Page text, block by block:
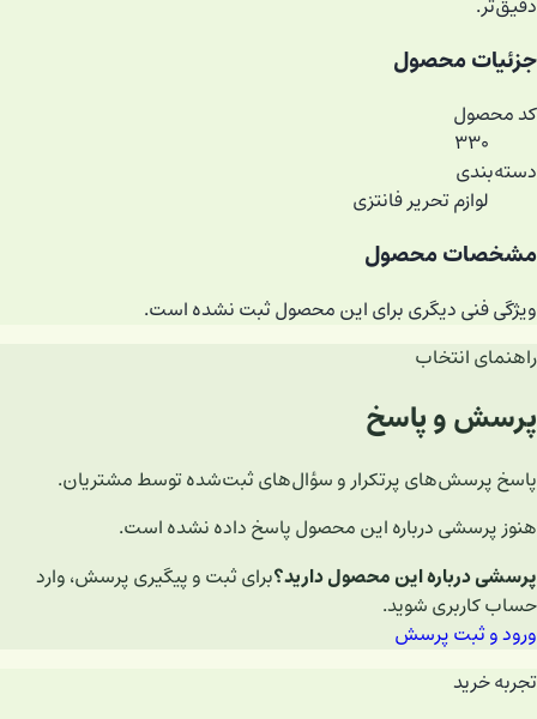
دقیق‌تر.
جزئیات محصول
کد محصول
۳۳۰
دسته‌بندی
لوازم تحریر فانتزی
مشخصات محصول
ویژگی فنی دیگری برای این محصول ثبت نشده است.
راهنمای انتخاب
پرسش و پاسخ
پاسخ پرسش‌های پرتکرار و سؤال‌های ثبت‌شده توسط مشتریان.
هنوز پرسشی درباره این محصول پاسخ داده نشده است.
پرسشی درباره این محصول دارید؟برای ثبت و پیگیری پرسش، وارد
حساب کاربری شوید.
ورود و ثبت پرسش
تجربه خرید